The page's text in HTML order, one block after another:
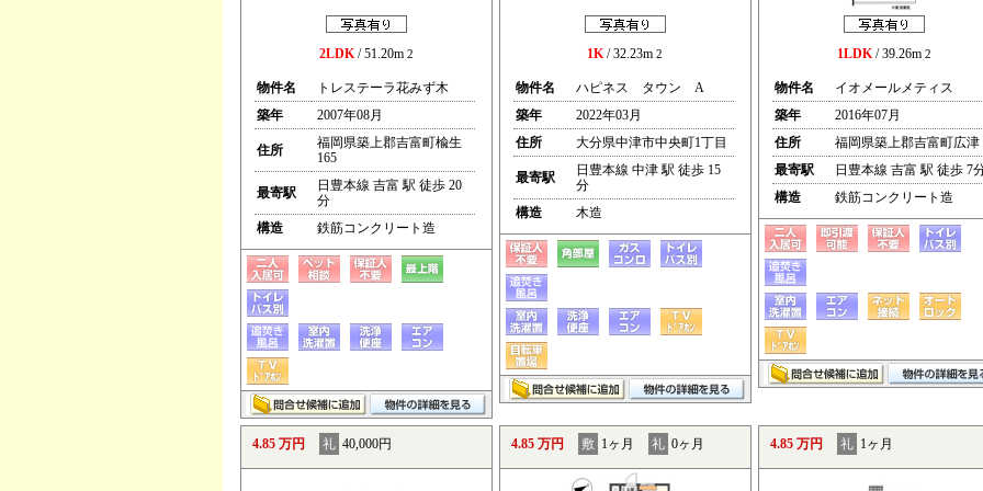
2LDK/ 51.20m 2
物件名
トレステーラ花みず木
築年
2007年08月
住所
福岡県築上郡吉富町楡生
165
最寄駅
日豊本線 吉富 駅 徒歩 20
分
構造
鉄筋コンクリート造
1K/ 32.23m 2
物件名
ハピネス タウン A
築年
2022年03月
住所
大分県中津市中央町1丁目
最寄駅
日豊本線 中津 駅 徒歩 15
分
構造
木造
1LDK/ 39.26m 2
物件名
イオメールメティス
築年
2016年07月
住所
福岡県築上郡吉富町広津
最寄駅
日豊本線 吉富 駅 徒歩 7
構造
鉄筋コンクリート造
4.85 万円 礼 40,000円 4.85 万円 敷 1ヶ月 礼 0ヶ月 4.85 万円 礼 1ヶ月